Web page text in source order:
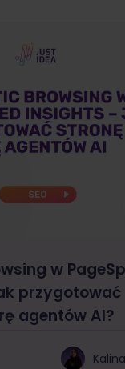
w
przygotować
agentów AI?